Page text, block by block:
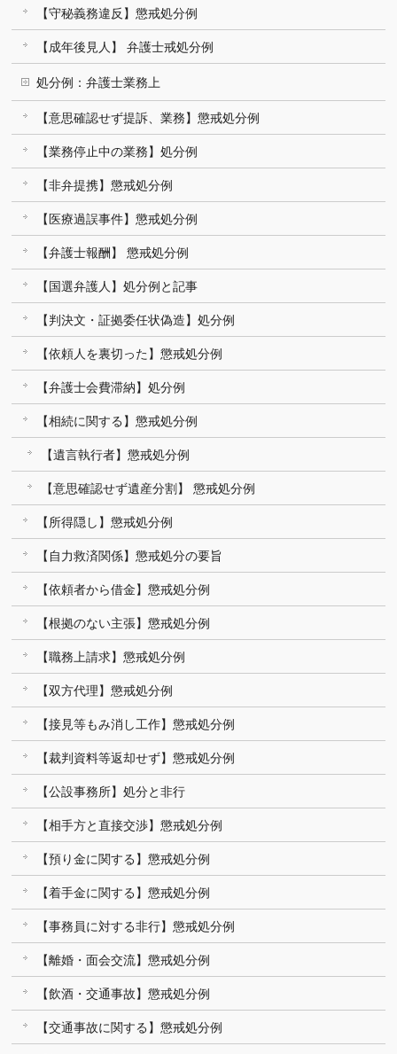
【守秘義務違反】懲戒処分例
【成年後見人】 弁護士戒処分例
処分例：弁護士業務上
【意思確認せず提訴、業務】懲戒処分例
【業務停止中の業務】処分例
【非弁提携】懲戒処分例
【医療過誤事件】懲戒処分例
【弁護士報酬】 懲戒処分例
【国選弁護人】処分例と記事
【判決文・証拠委任状偽造】処分例
【依頼人を裏切った】懲戒処分例
【弁護士会費滞納】処分例
【相続に関する】懲戒処分例
【遺言執行者】懲戒処分例
【意思確認せず遺産分割】 懲戒処分例
【所得隠し】懲戒処分例
【自力救済関係】懲戒処分の要旨
【依頼者から借金】懲戒処分例
【根拠のない主張】懲戒処分例
【職務上請求】懲戒処分例
【双方代理】懲戒処分例
【接見等もみ消し工作】懲戒処分例
【裁判資料等返却せず】懲戒処分例
【公設事務所】処分と非行
【相手方と直接交渉】懲戒処分例
【預り金に関する】懲戒処分例
【着手金に関する】懲戒処分例
【事務員に対する非行】懲戒処分例
【離婚・面会交流】懲戒処分例
【飲酒・交通事故】懲戒処分例
【交通事故に関する】懲戒処分例